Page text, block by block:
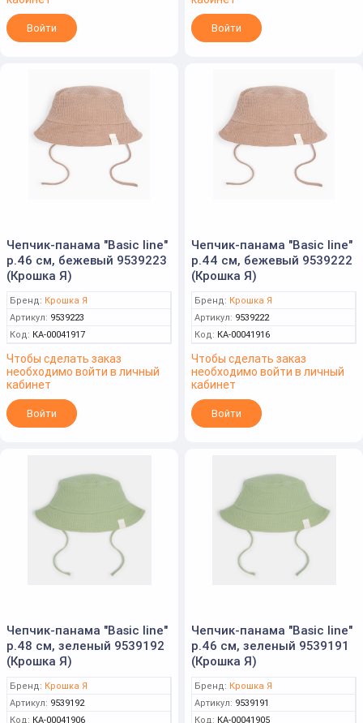
Войти Войти
Чепчик-панама "Basic line"
р.46 см, бежевый 9539223
(Крошка Я)
Бренд: Крошка Я
Артикул: 9539223
Код: КА-00041917
Чтобы сделать заказ
необходимо войти в личный
кабинет
Войти
Чепчик-панама "Basic line"
р.44 см, бежевый 9539222
(Крошка Я)
Бренд: Крошка Я
Артикул: 9539222
Код: КА-00041916
Чтобы сделать заказ
необходимо войти в личный
кабинет
Войти
Чепчик-панама "Basic line"
р.48 см, зеленый 9539192
(Крошка Я)
Бренд: Крошка Я
Артикул: 9539192
Код: КА-00041906
Чепчик-панама "Basic line"
р.46 см, зеленый 9539191
(Крошка Я)
Бренд: Крошка Я
Артикул: 9539191
Код: КА-00041905